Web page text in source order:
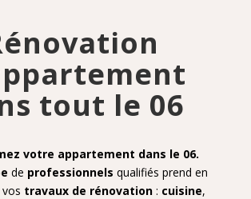
tout le 06
votre appartement dans le 06.
de professionnels qualifiés prend en
travaux de rénovation : cuisine,